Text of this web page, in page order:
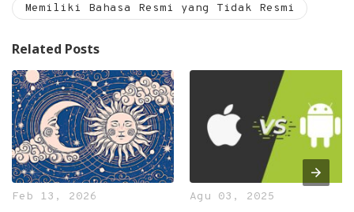
Memiliki Bahasa Resmi yang Tidak Resmi
Related Posts
Feb 13, 2026 Agu 03, 2025